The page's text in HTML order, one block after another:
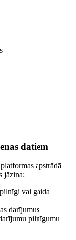
datiem
apstrādā
jāzina:
vai gaida
darījumus
pilnīgumu